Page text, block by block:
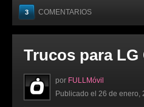
3 COMENTARIOS
Trucos para LG
por FULLMóvil
Publicado el 26 de enero,